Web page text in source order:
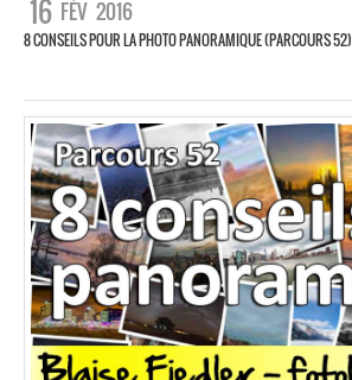
16 FÉV 2016
8 CONSEILS POUR LA PHOTO PANORAMIQUE (PARCOURS 52)